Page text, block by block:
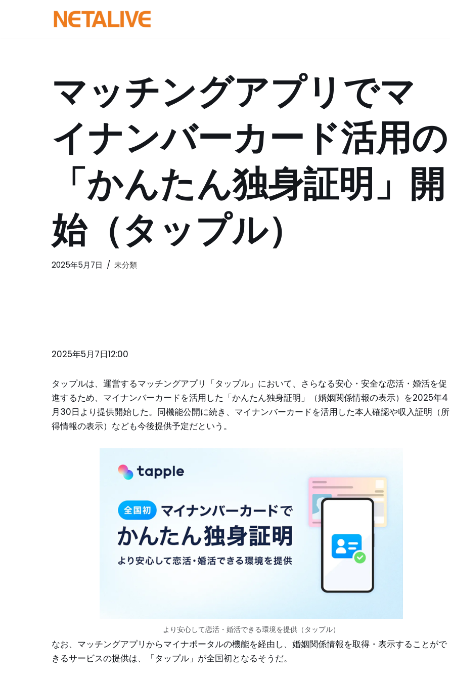
マッチングアプリでマ
イナンバーカード活用の
「かんたん独身証明」開
始（タップル）
2025年5月7日 未分類
2025年5月7日12:00
タップルは、運営するマッチングアプリ「タップル」において、さらなる安心・安全な恋活・婚活を促
進するため、マイナンバーカードを活用した「かんたん独身証明」（婚姻関係情報の表示）を2025年4
月30日より提供開始した。同機能公開に続き、マイナンバーカードを活用した本人確認や収入証明（所
得情報の表示）なども今後提供予定だという。
より安心して恋活・婚活できる環境を提供（タップル）
なお、マッチングアプリからマイナポータルの機能を経由し、婚姻関係情報を取得・表示することがで
きるサービスの提供は、「タップル」が全国初となるそうだ。